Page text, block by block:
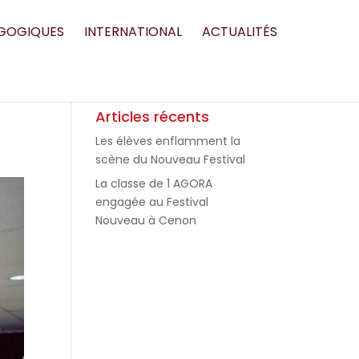
INTERNATIONAL ACTUALITÉS
Articles récents
Les élèves enflamment la
scène du Nouveau Festival
La classe de 1 AGORA
engagée au Festival
Nouveau à Cenon